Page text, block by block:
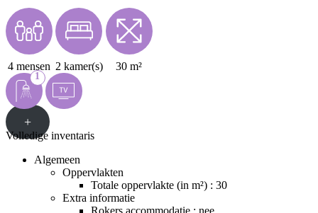
4 mensen 2 kamer(s) 30 m²
1
+
Volledige inventaris
Algemeen
Oppervlakten
Totale oppervlakte (in m²) : 30
Extra informatie